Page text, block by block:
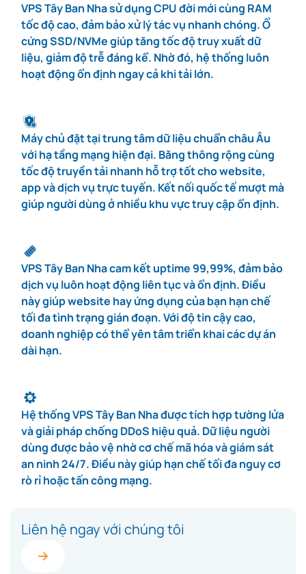
#8 24 GB 12 vCPU 500 GB 100 Mbps
VPS Tây Ban Nha sử dụng CPU đời mới cùng RAM
tốc độ cao, đảm bảo xử lý tác vụ nhanh chóng. Ổ
cứng SSD/NVMe giúp tăng tốc độ truy xuất dữ
liệu, giảm độ trễ đáng kể. Nhờ đó, hệ thống luôn
hoạt động ổn định ngay cả khi tải lớn.
Máy chủ đặt tại trung tâm dữ liệu chuẩn châu Âu
với hạ tầng mạng hiện đại. Băng thông rộng cùng
tốc độ truyền tải nhanh hỗ trợ tốt cho website,
app và dịch vụ trực tuyến. Kết nối quốc tế mượt mà
giúp người dùng ở nhiều khu vực truy cập ổn định.
VPS Tây Ban Nha cam kết uptime 99,99%, đảm bảo
dịch vụ luôn hoạt động liên tục và ổn định. Điều
này giúp website hay ứng dụng của bạn hạn chế
tối đa tình trạng gián đoạn. Với độ tin cậy cao,
doanh nghiệp có thể yên tâm triển khai các dự án
dài hạn.
Hệ thống VPS Tây Ban Nha được tích hợp tường lửa
và giải pháp chống DDoS hiệu quả. Dữ liệu người
dùng được bảo vệ nhờ cơ chế mã hóa và giám sát
an ninh 24/7. Điều này giúp hạn chế tối đa nguy cơ
rò rỉ hoặc tấn công mạng.
Liên hệ ngay với chúng tôi